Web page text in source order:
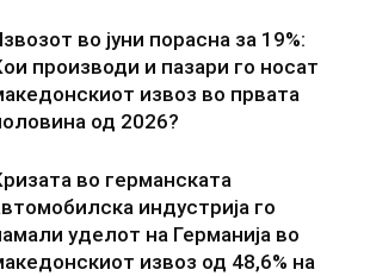
во јуни порасна за 19%:
производи и пазари го носат
извоз во првата
од 2026?
во германската
индустрија го
уделот на Германија во
извоз од 48,6% на